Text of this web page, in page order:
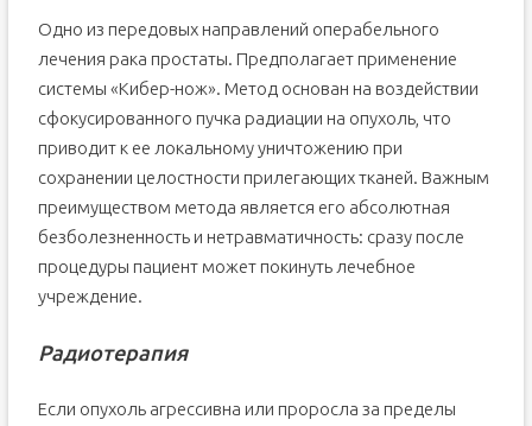
Одно из передовых направлений операбельного
лечения рака простаты. Предполагает применение
системы «Кибер-нож». Метод основан на воздействии
сфокусированного пучка радиации на опухоль, что
приводит к ее локальному уничтожению при
сохранении целостности прилегающих тканей. Важным
преимуществом метода является его абсолютная
безболезненность и нетравматичность: сразу после
процедуры пациент может покинуть лечебное
учреждение.
Радиотерапия
Если опухоль агрессивна или проросла за пределы